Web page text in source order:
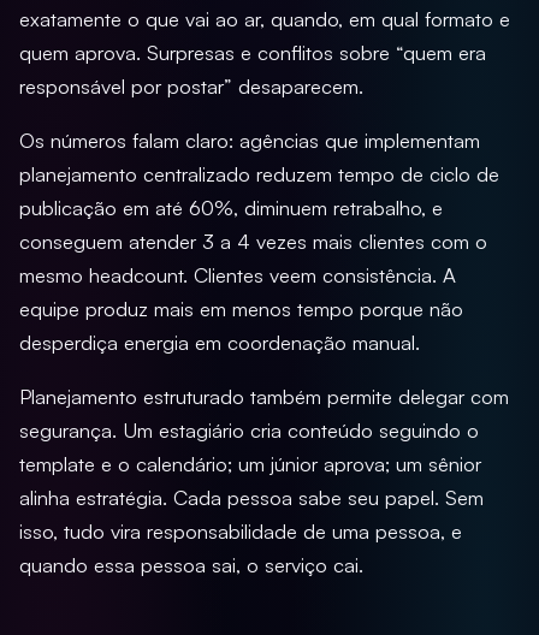
exatamente o que vai ao ar, quando, em qual formato e
quem aprova. Surpresas e conflitos sobre “quem era
responsável por postar” desaparecem.
Os números falam claro: agências que implementam
planejamento centralizado reduzem tempo de ciclo de
publicação em até 60%, diminuem retrabalho, e
conseguem atender 3 a 4 vezes mais clientes com o
mesmo headcount. Clientes veem consistência. A
equipe produz mais em menos tempo porque não
desperdiça energia em coordenação manual.
Planejamento estruturado também permite delegar com
segurança. Um estagiário cria conteúdo seguindo o
template e o calendário; um júnior aprova; um sênior
alinha estratégia. Cada pessoa sabe seu papel. Sem
isso, tudo vira responsabilidade de uma pessoa, e
quando essa pessoa sai, o serviço cai.